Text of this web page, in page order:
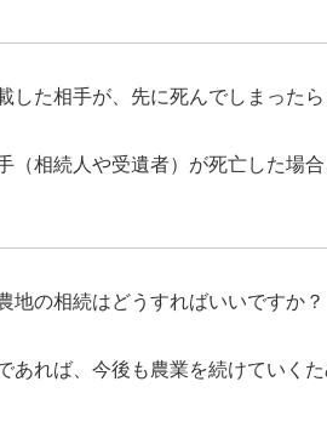
した相手が、先に死んでしまった
（相続人や受遺者）が死亡した場
地の相続はどうすればいいですか？
あれば、今後も農業を続けていく